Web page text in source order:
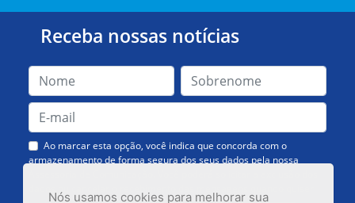
Nós usamos cookies para melhorar sua
Receba nossas notícias
Ao marcar esta opção, você indica que concorda com o
armazenamento de forma segura dos seus dados pela nossa